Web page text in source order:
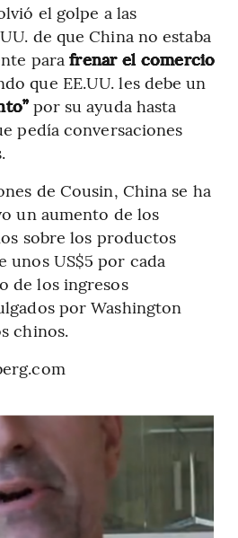
el golpe a las
de que China no estaba
parafrenar el comercio
que EE.UU. les debe un
por su ayuda hasta
pedía conversaciones
de Cousin, China se ha
un aumento de los
sobre los productos
unos US$5 por cada
de los ingresos
por Washington
chinos.